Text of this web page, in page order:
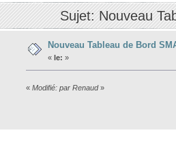
Sujet: Nouveau
Nouveau Tableau de Bord
« le: »
« Modifié: par Renaud»